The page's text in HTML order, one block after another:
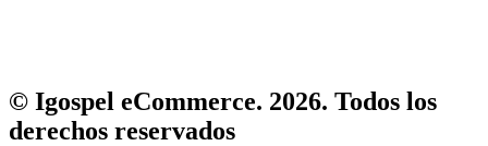
© Igospel eCommerce. 2026. Todos los
derechos reservados